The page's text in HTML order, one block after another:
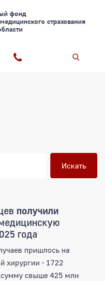
фонд
страхования
получили
года
пришлось на
хирургии - 1722
сумму свыше 425 млн